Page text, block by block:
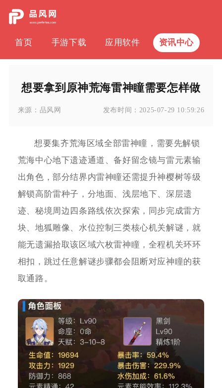
首页 手游下载 应用软件 资讯中心
想要拿到原神荒海雷神瞳需要怎样做
来源： 品风网 发布时间： 2025-07-29 10:59:26
想要集齐荒海区域全部雷神瞳，需要先解锁
荒海中心地下遗迹通道、备好留念镜与雷元素输
出角色，部分结界内雷神瞳还需提升神樱树等级
解锁高阶雷种子，分地面、浅层地下、深层遗
迹、秘境周边四条路线依次探索，同步完成雷方
块、地狐雕像、水位控制三类核心机关解谜，就
能无遗漏拾取该区域六枚雷神瞳，全程机关环环
相扣，跳过任意解谜步骤都会阻断对应神瞳的获
取通路。